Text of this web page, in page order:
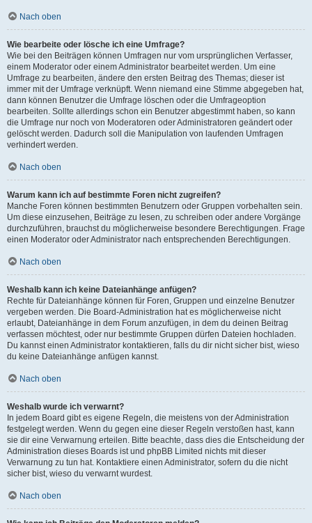
Nach oben
Wie bearbeite oder lösche ich eine Umfrage?
Wie bei den Beiträgen können Umfragen nur vom ursprünglichen Verfasser,
einem Moderator oder einem Administrator bearbeitet werden. Um eine
Umfrage zu bearbeiten, ändere den ersten Beitrag des Themas; dieser ist
immer mit der Umfrage verknüpft. Wenn niemand eine Stimme abgegeben hat,
dann können Benutzer die Umfrage löschen oder die Umfrageoption
bearbeiten. Sollte allerdings schon ein Benutzer abgestimmt haben, so kann
die Umfrage nur noch von Moderatoren oder Administratoren geändert oder
gelöscht werden. Dadurch soll die Manipulation von laufenden Umfragen
verhindert werden.
Nach oben
Warum kann ich auf bestimmte Foren nicht zugreifen?
Manche Foren können bestimmten Benutzern oder Gruppen vorbehalten sein.
Um diese einzusehen, Beiträge zu lesen, zu schreiben oder andere Vorgänge
durchzuführen, brauchst du möglicherweise besondere Berechtigungen. Frage
einen Moderator oder Administrator nach entsprechenden Berechtigungen.
Nach oben
Weshalb kann ich keine Dateianhänge anfügen?
Rechte für Dateianhänge können für Foren, Gruppen und einzelne Benutzer
vergeben werden. Die Board-Administration hat es möglicherweise nicht
erlaubt, Dateianhänge in dem Forum anzufügen, in dem du deinen Beitrag
verfassen möchtest, oder nur bestimmte Gruppen dürfen Dateien hochladen.
Du kannst einen Administrator kontaktieren, falls du dir nicht sicher bist, wieso
du keine Dateianhänge anfügen kannst.
Nach oben
Weshalb wurde ich verwarnt?
In jedem Board gibt es eigene Regeln, die meistens von der Administration
festgelegt werden. Wenn du gegen eine dieser Regeln verstoßen hast, kann
sie dir eine Verwarnung erteilen. Bitte beachte, dass dies die Entscheidung der
Administration dieses Boards ist und phpBB Limited nichts mit dieser
Verwarnung zu tun hat. Kontaktiere einen Administrator, sofern du die nicht
sicher bist, wieso du verwarnt wurdest.
Nach oben